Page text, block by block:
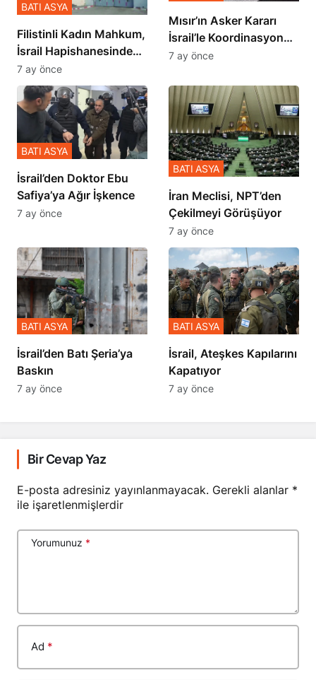
Filistinli Kadın Mahkum,
İsrail Hapishanesindeki
Zulmü Anlattı
BATI ASYA
7 ay önce
Mısır’ın Asker Kararı
İsrail’le Koordinasyon
İçinde Gerçekleşmiş
7 ay önce
İsrail’den Doktor Ebu
Safiya’ya Ağır İşkence
BATI ASYA
7 ay önce
İran Meclisi, NPT’den
Çekilmeyi Görüşüyor
BATI ASYA
7 ay önce
​​​​​​​İsrail’den Batı Şeria’ya
Baskın
BATI ASYA
7 ay önce
İsrail, Ateşkes Kapılarını
Kapatıyor
BATI ASYA
7 ay önce
Bir Cevap Yaz
E-posta adresiniz yayınlanmayacak. Gerekli alanlar *
ile işaretlenmişlerdir
Yorumunuz *
Ad *